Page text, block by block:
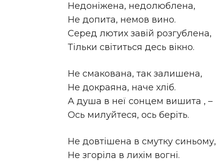
Недоніжена, недолюблена,
Не допита, немов вино.
Серед лютих завій розгублена,
Тільки світиться десь вікно.
Не смакована, так залишена,
Не докраяна, наче хліб.
А душа в неї сонцем вишита , –
Ось милуйтеся, ось беріть.
Не довтішена в смутку синьому,
Не згоріла в лихім вогні.